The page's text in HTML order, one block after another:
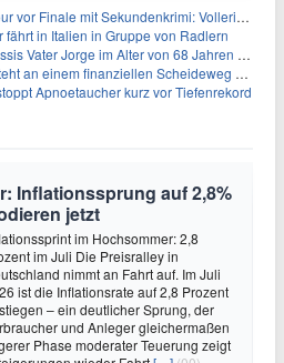
vor Finale mit Sekundenkrimi: Vollering in Gelb
fährt in Italien in Gruppe von Radlern
Vater Jorge im Alter von 68 Jahren gestorben
finanziellen Scheideweg auf der Suche nach neuen Investitionen
Apnoetaucher kurz vor Tiefenrekord
Inflationssprung auf 2,8%
jetzt
im Hochsommer: 2,8
im Juli Die Preisralley in
nimmt an Fahrt auf. Im Juli
ist die Inflationsrate auf 2,8 Prozent
– ein deutlicher Sprung, der
und Anleger gleichermaßen
Phase moderater Teuerung zeigt